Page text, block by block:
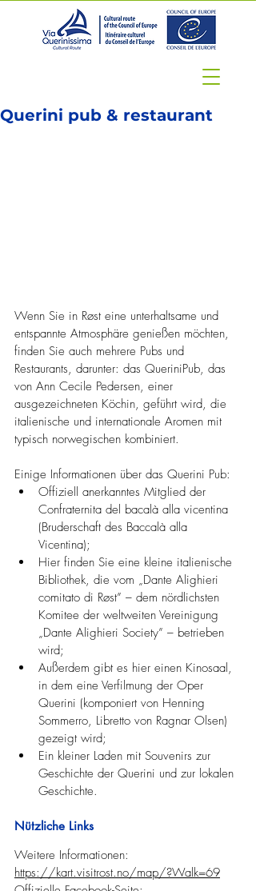
Querini pub & restaurant
Wenn Sie in Røst eine unterhaltsame und
entspannte Atmosphäre genießen möchten,
finden Sie auch mehrere Pubs und
Restaurants, darunter: das QueriniPub, das
von Ann Cecile Pedersen, einer
ausgezeichneten Köchin, geführt wird, die
italienische und internationale Aromen mit
typisch norwegischen kombiniert.
Einige Informationen über das Querini Pub:
Offiziell anerkanntes Mitglied der
Confraternita del bacalà alla vicentina
(Bruderschaft des Baccalà alla
Vicentina);
Hier finden Sie eine kleine italienische
Bibliothek, die vom „Dante Alighieri
comitato di Røst” – dem nördlichsten
Komitee der weltweiten Vereinigung
„Dante Alighieri Society” – betrieben
wird;
Außerdem gibt es hier einen Kinosaal,
in dem eine Verfilmung der Oper
Querini (komponiert von Henning
Sommerro, Libretto von Ragnar Olsen)
gezeigt wird;
Ein kleiner Laden mit Souvenirs zur
Geschichte der Querini und zur lokalen
Geschichte.
Nützliche Links
Weitere Informationen:
https://kart.visitrost.no/map/?Walk=69